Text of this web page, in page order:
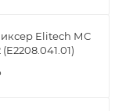
Elitech МС